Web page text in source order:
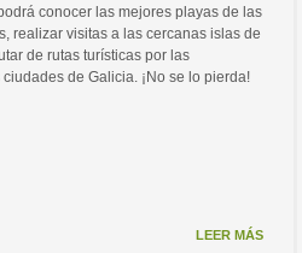
conocer las mejores playas de las
realizar visitas a las cercanas islas de
de rutas turísticas por las
de Galicia. ¡No se lo pierda!
LEER MÁS